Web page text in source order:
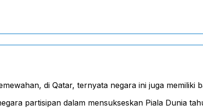
di Qatar, ternyata negara ini juga memiliki
partisipan dalam mensukseskan Piala Dunia